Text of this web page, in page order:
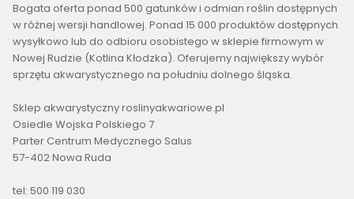
Bogata oferta ponad 500 gatunków i odmian roślin dostępnych
w różnej wersji handlowej. Ponad 15 000 produktów dostępnych
wysyłkowo lub do odbioru osobistego w sklepie firmowym w
Nowej Rudzie (Kotlina Kłodzka). Oferujemy największy wybór
sprzętu akwarystycznego na południu dolnego śląska.
Sklep akwarystyczny roslinyakwariowe.pl
Osiedle Wojska Polskiego 7
Parter Centrum Medycznego Salus
57-402 Nowa Ruda
tel: 500 119 030